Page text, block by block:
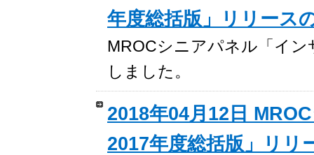
年度総括版」リリース
MROCシニアパネル「イ
しました。
2018年04月12日
2017年度総括版」リリ